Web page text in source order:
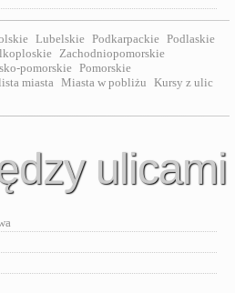
Lubelskie Podkarpackie Podlaskie
Zachodniopomorskie
pomorskie Pomorskie
miasta Miasta w pobliżu Kursy z ulic
ulicami